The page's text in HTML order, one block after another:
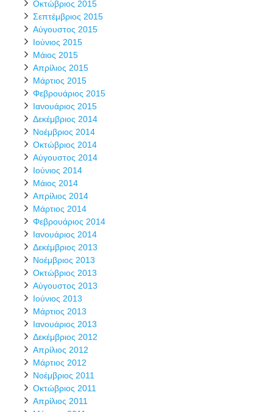
Οκτώβριος 2015
Σεπτέμβριος 2015
Αύγουστος 2015
Ιούνιος 2015
Μάιος 2015
Απρίλιος 2015
Μάρτιος 2015
Φεβρουάριος 2015
Ιανουάριος 2015
Δεκέμβριος 2014
Νοέμβριος 2014
Οκτώβριος 2014
Αύγουστος 2014
Ιούνιος 2014
Μάιος 2014
Απρίλιος 2014
Μάρτιος 2014
Φεβρουάριος 2014
Ιανουάριος 2014
Δεκέμβριος 2013
Νοέμβριος 2013
Οκτώβριος 2013
Αύγουστος 2013
Ιούνιος 2013
Μάρτιος 2013
Ιανουάριος 2013
Δεκέμβριος 2012
Απρίλιος 2012
Μάρτιος 2012
Νοέμβριος 2011
Οκτώβριος 2011
Απρίλιος 2011